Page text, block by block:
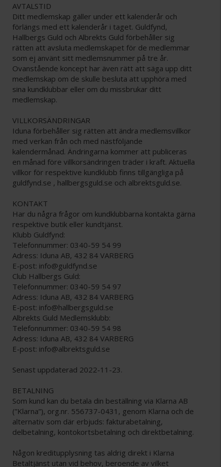
AVTALSTID
Ditt medlemskap gäller under ett kalenderår och
förlängs med ett kalenderår i taget. Guldfynd,
Hallbergs Guld och Albrekts Guld förbehåller sig
rätten att avsluta medlemskapet för de medlemmar
som ej använt sitt medlemsnummer på tre år.
Ovanstående koncept har även rätt att säga upp ditt
medlemskap om de skulle besluta att upphöra med
sina kundklubbar eller om du missbrukar ditt
medlemskap.
VILLKORSÄNDRINGAR
Iduna förbehåller sig rätten att ändra medlemsvillkor
med verkan från och med nästföljande
kalendermånad. Ändringarna kommer att publiceras
en månad före villkorsändringen träder i kraft. Aktuella
villkor för respektive kundklubb finns tillgängliga på
guldfynd.se , hallbergsguld.se och albrektsguld.se.
KONTAKT
Har du några frågor om kundklubbarna kontakta gärna
respektive butik eller kundtjänst.
Klubb Guldfynd:
Telefonnummer: 0340-59 54 99
Adress: Iduna AB, 432 84 VARBERG
E-post: info@guldfynd.se
Club Hallbergs Guld:
Telefonnummer: 0340-59 54 97
Adress: Iduna AB, 432 84 VARBERG
E-post: info@hallbergsguld.se
Albrekts Guld Medlemsklubb:
Telefonnummer: 0340-59 54 98
Adress: Iduna AB, 432 84 VARBERG
E-post: info@albrektsguld.se
Senast uppdaterad 2022-11-23.
BETALNING
Som kund kan du betala din beställning via Klarna AB
(”Klarna”), org.nr. 556737-0431, genom Klarna och de
alternativ som där erbjuds: fakturabetalning,
delbetalning, kontokortsbetalning och direktbetalning.
Någon kreditupplysning tas aldrig direkt i Klarna
Betaltjänst utan vid behov, beroende av vilket